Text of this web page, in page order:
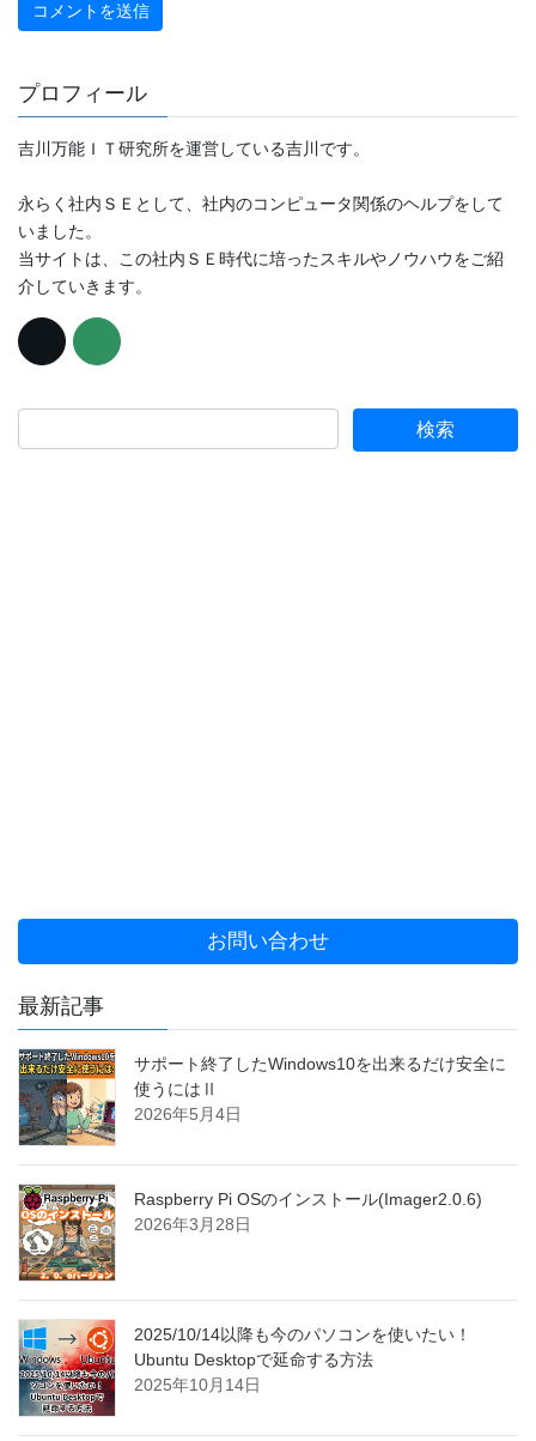
プロフィール
吉川万能ＩＴ研究所を運営している吉川です。
永らく社内ＳＥとして、社内のコンピュータ関係のヘルプをして
いました。
当サイトは、この社内ＳＥ時代に培ったスキルやノウハウをご紹
介していきます。
お問い合わせ
最新記事
サポート終了したWindows10を出来るだけ安全に
使うにはⅡ
2026年5月4日
Raspberry Pi OSのインストール(Imager2.0.6)
2026年3月28日
2025/10/14以降も今のパソコンを使いたい！
Ubuntu Desktopで延命する方法
2025年10月14日